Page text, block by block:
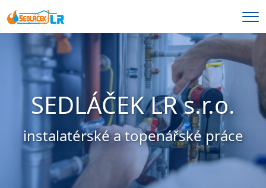
SEDLÁČEK LR s.r.o.
instalatérské a topenářské práce